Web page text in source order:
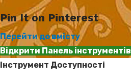
Pin It on Pinterest
Перейти до вмісту
Відкрити Панель інструментів
Інструмент Доступності